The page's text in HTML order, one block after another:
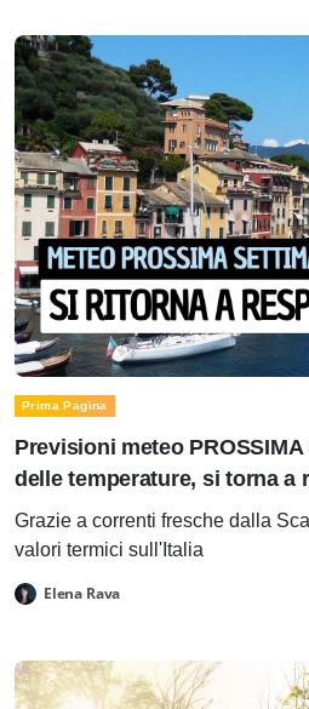
Prima Pagina
Previsioni meteo
delle temperature, si torna a
Grazie a correnti fresche dalla
valori termici sull'Italia
Elena Rava